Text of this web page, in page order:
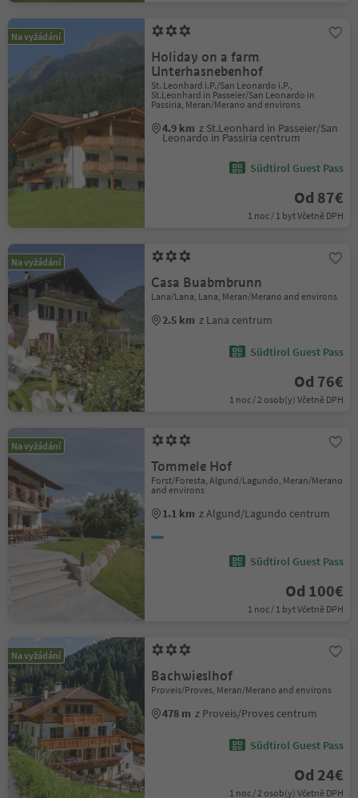
Na vyžádání
Holiday on a farm
Unterhasnebenhof
St. Leonhard i.P./San Leonardo i.P.,
St.Leonhard in Passeier/San Leonardo in
Passiria, Meran/Merano and environs
4.9 km z St.Leonhard in Passeier/San
Leonardo in Passiria centrum
Südtirol Guest Pass
Od 87€
1 noc / 1 byt Včetně DPH
Na vyžádání
Casa Buabmbrunn
Lana/Lana, Lana, Meran/Merano and environs
2.5 km z Lana centrum
Südtirol Guest Pass
Od 76€
1 noc / 2 osob(y) Včetně DPH
Na vyžádání
Tommele Hof
Forst/Foresta, Algund/Lagundo, Meran/Merano
and environs
1.1 km z Algund/Lagundo centrum
Südtirol Guest Pass
Od 100€
1 noc / 1 byt Včetně DPH
Na vyžádání
Bachwieslhof
Proveis/Proves, Meran/Merano and environs
478 m z Proveis/Proves centrum
Südtirol Guest Pass
Od 24€
1 noc / 2 osob(y) Včetně DPH